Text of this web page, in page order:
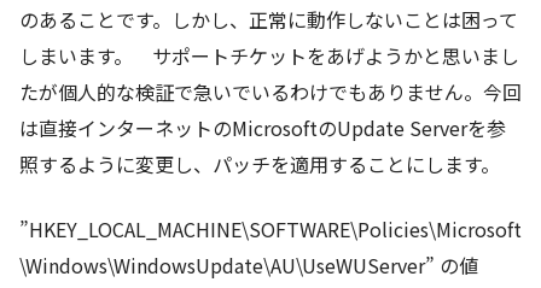
のあることです。しかし、正常に動作しないことは困って
しまいます。 サポートチケットをあげようかと思いまし
たが個人的な検証で急いでいるわけでもありません。今回
は直接インターネットのMicrosoftのUpdate Serverを参
照するように変更し、パッチを適用することにします。
”HKEY_LOCAL_MACHINE\SOFTWARE\Policies\Microsoft
\Windows\WindowsUpdate\AU\UseWUServer” の値